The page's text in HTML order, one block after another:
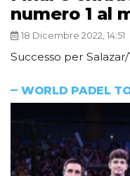
numero 1 al
18 Dicembre 2022, 14:51
Successo per
WORLD PADEL